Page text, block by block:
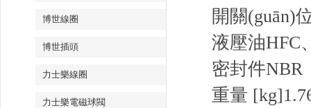
博世線圈
博世插頭
力士樂線圈
力士樂電磁球閥
開關(guān)
液壓油HFC
密封件NBR
重量 [kg]